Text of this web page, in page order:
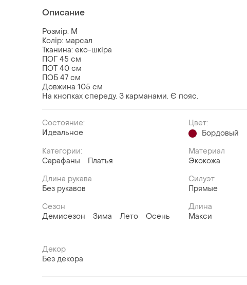
Описание
Розмір: М
Колір: марсал
Тканина: еко-шкіра
ПОГ 45 см
ПОТ 40 см
ПОБ 47 см
Довжина 105 см
На кнопках спереду. З карманами. Є пояс.
Состояние:
Идеальное
Цвет:
Бордовый
Категории:
Сарафаны
Платья
Материал
Экокожа
Длина рукава
Без рукавов
Силуэт
Прямые
Сезон
Демисезон
Зима Лето Осень
Длина
Макси
Декор
Без декора